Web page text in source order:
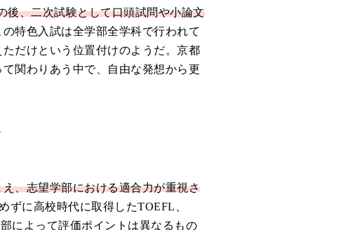
後、二次試験として口頭試問や小論文
の特色入試は全学部全学科で行われて
だけという位置付けのようだ。京都
関わりあう中で、自由な発想から更
、志望学部における適合力が重視さ
ずに高校時代に取得したTOEFL、
によって評価ポイントは異なるもの